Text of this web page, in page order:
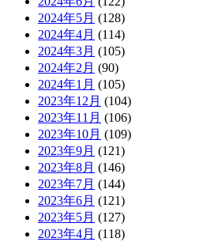
2024年5月 (128)
2024年4月 (114)
2024年3月 (105)
2024年2月 (90)
2024年1月 (105)
2023年12月 (104)
2023年11月 (106)
2023年10月 (109)
2023年9月 (121)
2023年8月 (146)
2023年7月 (144)
2023年6月 (121)
2023年5月 (127)
2023年4月 (118)